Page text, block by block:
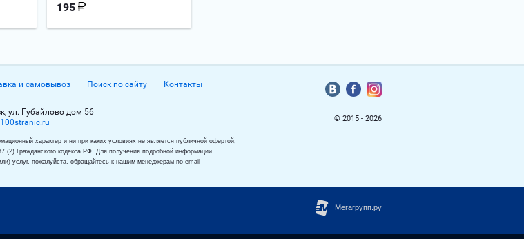
195
и самовывоз Поиск по сайту Контакты
ул. Губайлово дом 56
характер и ни при каких условиях не является публичной офертой,
(2) Гражданского кодекса РФ. Для получения подробной информации
услуг, пожалуйста, обращайтесь к нашим менеджерам по email
© 2015 - 2026